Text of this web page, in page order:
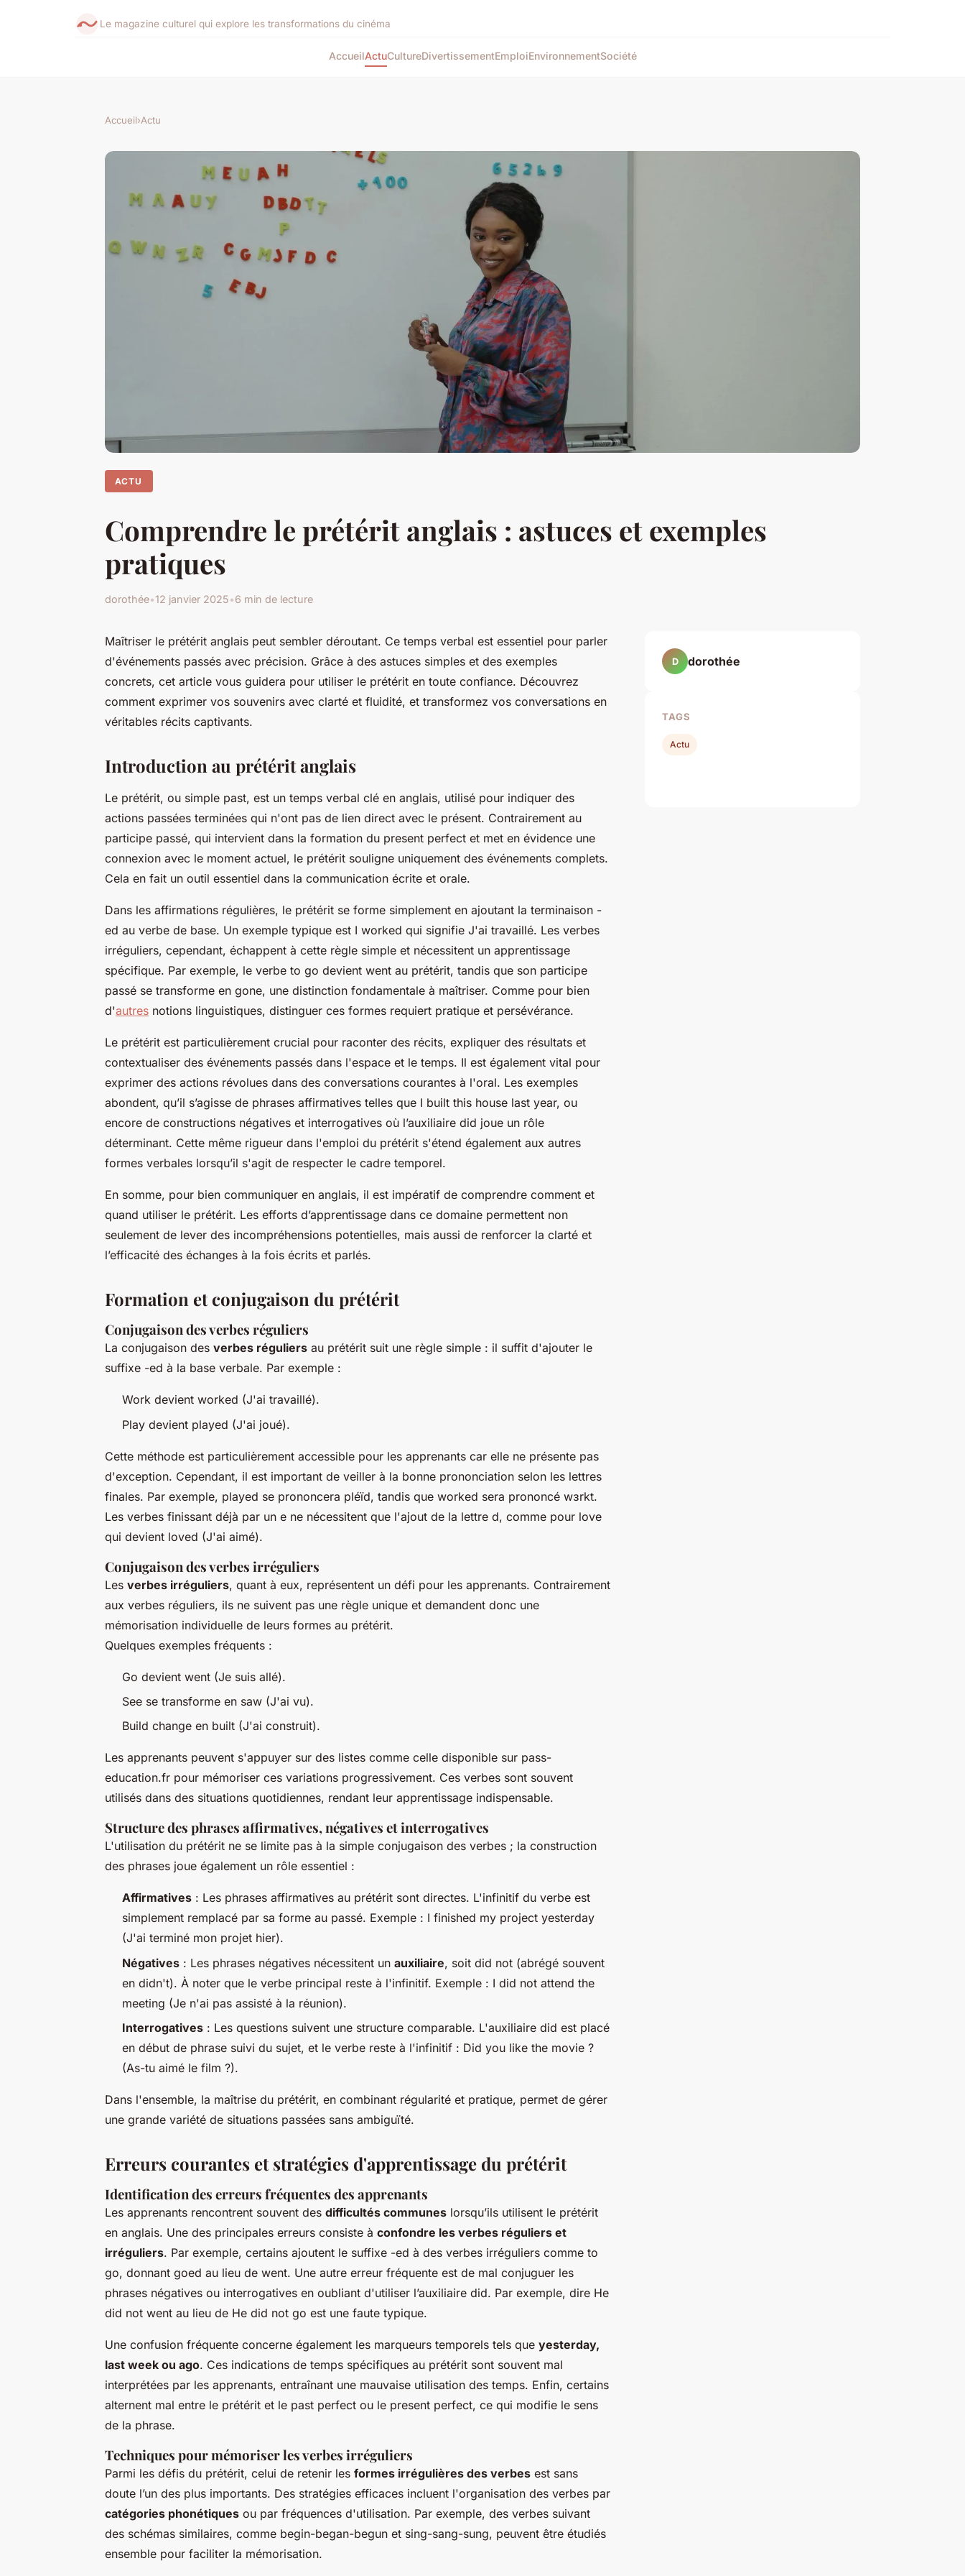
Le magazine culturel qui explore les transformations du cinéma
AccueilActuCultureDivertissementEmploiEnvironnementSociété
Accueil›Actu
ACTU
Comprendre le prétérit anglais : astuces et exemples
pratiques
dorothée•12 janvier 2025•6 min de lecture
Maîtriser le prétérit anglais peut sembler déroutant. Ce temps verbal est essentiel pour parler
d'événements passés avec précision. Grâce à des astuces simples et des exemples
concrets, cet article vous guidera pour utiliser le prétérit en toute confiance. Découvrez
comment exprimer vos souvenirs avec clarté et fluidité, et transformez vos conversations en
véritables récits captivants.
Introduction au prétérit anglais
Le prétérit, ou simple past, est un temps verbal clé en anglais, utilisé pour indiquer des
actions passées terminées qui n'ont pas de lien direct avec le présent. Contrairement au
participe passé, qui intervient dans la formation du present perfect et met en évidence une
connexion avec le moment actuel, le prétérit souligne uniquement des événements complets.
Cela en fait un outil essentiel dans la communication écrite et orale.
Dans les affirmations régulières, le prétérit se forme simplement en ajoutant la terminaison -
ed au verbe de base. Un exemple typique est I worked qui signifie J'ai travaillé. Les verbes
irréguliers, cependant, échappent à cette règle simple et nécessitent un apprentissage
spécifique. Par exemple, le verbe to go devient went au prétérit, tandis que son participe
passé se transforme en gone, une distinction fondamentale à maîtriser. Comme pour bien
d'autres notions linguistiques, distinguer ces formes requiert pratique et persévérance.
Le prétérit est particulièrement crucial pour raconter des récits, expliquer des résultats et
contextualiser des événements passés dans l'espace et le temps. Il est également vital pour
exprimer des actions révolues dans des conversations courantes à l'oral. Les exemples
abondent, qu’il s’agisse de phrases affirmatives telles que I built this house last year, ou
encore de constructions négatives et interrogatives où l’auxiliaire did joue un rôle
déterminant. Cette même rigueur dans l'emploi du prétérit s'étend également aux autres
formes verbales lorsqu’il s'agit de respecter le cadre temporel.
En somme, pour bien communiquer en anglais, il est impératif de comprendre comment et
quand utiliser le prétérit. Les efforts d’apprentissage dans ce domaine permettent non
seulement de lever des incompréhensions potentielles, mais aussi de renforcer la clarté et
l’efficacité des échanges à la fois écrits et parlés.
Formation et conjugaison du prétérit
Conjugaison des verbes réguliers
La conjugaison des verbes réguliers au prétérit suit une règle simple : il suffit d'ajouter le
suffixe -ed à la base verbale. Par exemple :
Work devient worked (J'ai travaillé).
Play devient played (J'ai joué).
Cette méthode est particulièrement accessible pour les apprenants car elle ne présente pas
d'exception. Cependant, il est important de veiller à la bonne prononciation selon les lettres
finales. Par exemple, played se prononcera pléïd, tandis que worked sera prononcé wɜrkt.
Les verbes finissant déjà par un e ne nécessitent que l'ajout de la lettre d, comme pour love
qui devient loved (J'ai aimé).
Conjugaison des verbes irréguliers
Les verbes irréguliers, quant à eux, représentent un défi pour les apprenants. Contrairement
aux verbes réguliers, ils ne suivent pas une règle unique et demandent donc une
mémorisation individuelle de leurs formes au prétérit.
Quelques exemples fréquents :
Go devient went (Je suis allé).
See se transforme en saw (J'ai vu).
Build change en built (J'ai construit).
Les apprenants peuvent s'appuyer sur des listes comme celle disponible sur pass-
education.fr pour mémoriser ces variations progressivement. Ces verbes sont souvent
utilisés dans des situations quotidiennes, rendant leur apprentissage indispensable.
Structure des phrases affirmatives, négatives et interrogatives
L'utilisation du prétérit ne se limite pas à la simple conjugaison des verbes ; la construction
des phrases joue également un rôle essentiel :
Affirmatives : Les phrases affirmatives au prétérit sont directes. L'infinitif du verbe est
simplement remplacé par sa forme au passé. Exemple : I finished my project yesterday
(J'ai terminé mon projet hier).
Négatives : Les phrases négatives nécessitent un auxiliaire, soit did not (abrégé souvent
en didn't). À noter que le verbe principal reste à l'infinitif. Exemple : I did not attend the
meeting (Je n'ai pas assisté à la réunion).
Interrogatives : Les questions suivent une structure comparable. L'auxiliaire did est placé
en début de phrase suivi du sujet, et le verbe reste à l'infinitif : Did you like the movie ?
(As-tu aimé le film ?).
Dans l'ensemble, la maîtrise du prétérit, en combinant régularité et pratique, permet de gérer
une grande variété de situations passées sans ambiguïté.
Erreurs courantes et stratégies d'apprentissage du prétérit
Identification des erreurs fréquentes des apprenants
Les apprenants rencontrent souvent des difficultés communes lorsqu’ils utilisent le prétérit
en anglais. Une des principales erreurs consiste à confondre les verbes réguliers et
irréguliers. Par exemple, certains ajoutent le suffixe -ed à des verbes irréguliers comme to
go, donnant goed au lieu de went. Une autre erreur fréquente est de mal conjuguer les
phrases négatives ou interrogatives en oubliant d'utiliser l’auxiliaire did. Par exemple, dire He
did not went au lieu de He did not go est une faute typique.
Une confusion fréquente concerne également les marqueurs temporels tels que yesterday,
last week ou ago. Ces indications de temps spécifiques au prétérit sont souvent mal
interprétées par les apprenants, entraînant une mauvaise utilisation des temps. Enfin, certains
alternent mal entre le prétérit et le past perfect ou le present perfect, ce qui modifie le sens
de la phrase.
Techniques pour mémoriser les verbes irréguliers
Parmi les défis du prétérit, celui de retenir les formes irrégulières des verbes est sans
doute l’un des plus importants. Des stratégies efficaces incluent l'organisation des verbes par
catégories phonétiques ou par fréquences d'utilisation. Par exemple, des verbes suivant
des schémas similaires, comme begin-began-begun et sing-sang-sung, peuvent être étudiés
ensemble pour faciliter la mémorisation.
D dorothée
TAGS
Actu